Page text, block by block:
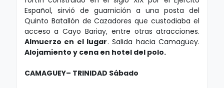
Español, sirvió de guarnición a una posta del
Quinto Batallón de Cazadores que custodiaba el
acceso a Cayo Bariay, entre otras atracciones.
Almuerzo en el lugar. Salida hacia Camagüey.
Alojamiento y cena en hotel del polo.
CAMAGUEY– TRINIDAD Sábado